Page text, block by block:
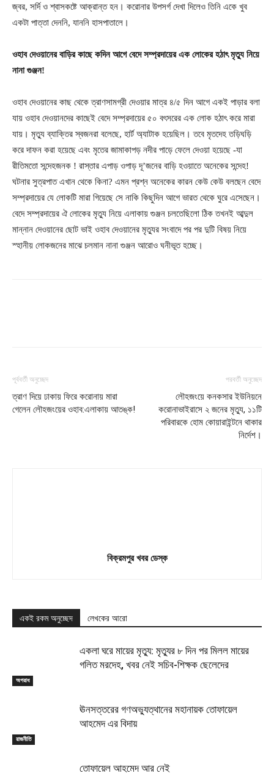
জ্বর, সর্দি ও শ্বাসকষ্টে আক্রান্ত হন। করোনার উপসর্গ দেখা দিলেও তিনি একে খুব
একটা পাত্তা দেননি, যাননি হাসপাতালে।
ওহাবদেওয়ানের বাড়ির কাছে কদিন আগে বেদেসম্প্রদায়ের এক লোকের হঠাৎ মৃত্যু নিয়ে
নানা গুঞ্জন!
ওহাব দেওয়ানের কাছ থেকে ত্রাণসামগ্রী দেওয়ার মাত্র ৪/৫ দিন আগে একই পাড়ার বলা
যায় ওহাব দেওয়ানদের কাছেই বেদে সম্প্রদায়ের ৫০ বৎসরের এক লোক হঠাৎ করে মারা
যায়। মৃত্যু ব্যাক্তির স্বজনরা বলেছে, হার্ট অ্যাটাক হয়েছিল। তবে মৃতদেহ তড়িঘড়ি
করে দাফন করা হয়েছে এবং মৃতের জামাকাপড় নদীর পাড়ে ফেলে দেওয়া হয়েছে -যা
রীতিমতো সন্দেহজনক ! রাস্তার এপাড় ওপাড় দূ’জনের বাড়ি হওয়াতে অনেকের সন্দেহ!
ঘটনার সুত্রপাত এখান থেকে কিনা? এমন প্রশ্ন অনেকের কারন কেউ কেউ বলছেন বেদে
সম্প্রদায়ের যে লোকটি মারা গিয়েছে সে নাকি কিছুদিন আগে ভারত থেকে ঘুরে এসেছেন।
বেদে সম্প্রদায়ের ঐ লোকের মৃত্যু নিয়ে এলাকায় গুঞ্জন চলতেছিলো ঠিক তখনই আব্দুল
মান্নান দেওয়ানের ছোট ভাই ওহাব দেওয়ানের মৃত্যুর সংবাদে পর পর দুটি বিষয় নিয়ে
স্হানীয় লোকজনের মাঝে চলমান নানা গুঞ্জন আরোও ঘনীভূত হচ্ছে।
পূর্ববর্তী অনুচ্ছেদ
ত্রাণ দিয়ে ঢাকায় ফিরে করোনায় মারা
গেলেন লৌহজংয়ের ওহাব:এলাকায় আতঙ্ক!
পরবর্তী অনুচ্ছেদ
লৌহজংয়ে কনকসার ইউনিয়নে
করোনাভাইরাসে ২ জনের মৃত্যু, ১১টি
পরিবারকে হোম কোয়ারাইন্টনে থাকার
নির্দেশ।
বিক্রমপুর খবর ডেস্ক
একই রকম অনুচ্ছেদ লেখকের আরো
অপরাধ
একলা ঘরে মায়ের মৃত্যু: মৃত্যুর ৮ দিন পর মিলল মায়ের
গলিত মরদেহ, খবর নেই সচিব-শিক্ষক ছেলেদের
রাজনীতি
ঊনসত্তরের গণঅভ্যুত্থানের মহানায়ক তোফায়েল
আহমেদ এর বিদায়
তোফায়েল আহমেদ আর নেই